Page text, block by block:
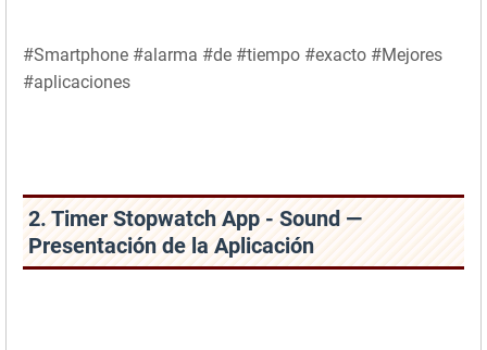
#Smartphone #alarma #de #tiempo #exacto #Mejores
#aplicaciones
2. Timer Stopwatch App - Sound —
Presentación de la Aplicación